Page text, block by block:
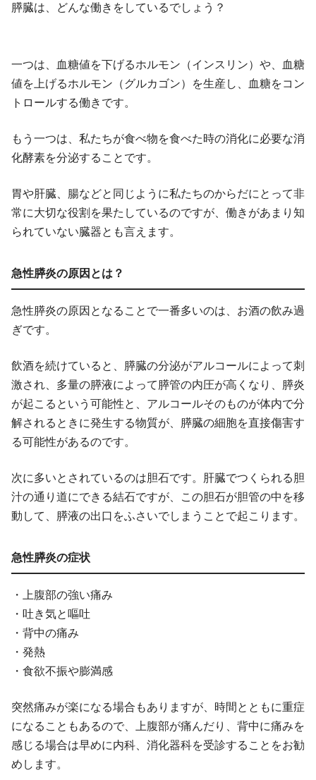
膵臓は、どんな働きをしているでしょう？
一つは、血糖値を下げるホルモン（インスリン）や、血糖
値を上げるホルモン（グルカゴン）を生産し、血糖をコン
トロールする働きです。
もう一つは、私たちが食べ物を食べた時の消化に必要な消
化酵素を分泌することです。
胃や肝臓、腸などと同じように私たちのからだにとって非
常に大切な役割を果たしているのですが、働きがあまり知
られていない臓器とも言えます。
急性膵炎の原因とは？
急性膵炎の原因となることで一番多いのは、お酒の飲み過
ぎです。
飲酒を続けていると、膵臓の分泌がアルコールによって刺
激され、多量の膵液によって膵管の内圧が高くなり、膵炎
が起こるという可能性と、アルコールそのものが体内で分
解されるときに発生する物質が、膵臓の細胞を直接傷害す
る可能性があるのです。
次に多いとされているのは胆石です。肝臓でつくられる胆
汁の通り道にできる結石ですが、この胆石が胆管の中を移
動して、膵液の出口をふさいでしまうことで起こります。
急性膵炎の症状
・上腹部の強い痛み
・吐き気と嘔吐
・背中の痛み
・発熱
・食欲不振や膨満感
突然痛みが楽になる場合もありますが、時間とともに重症
になることもあるので、上腹部が痛んだり、背中に痛みを
感じる場合は早めに内科、消化器科を受診することをお勧
めします。